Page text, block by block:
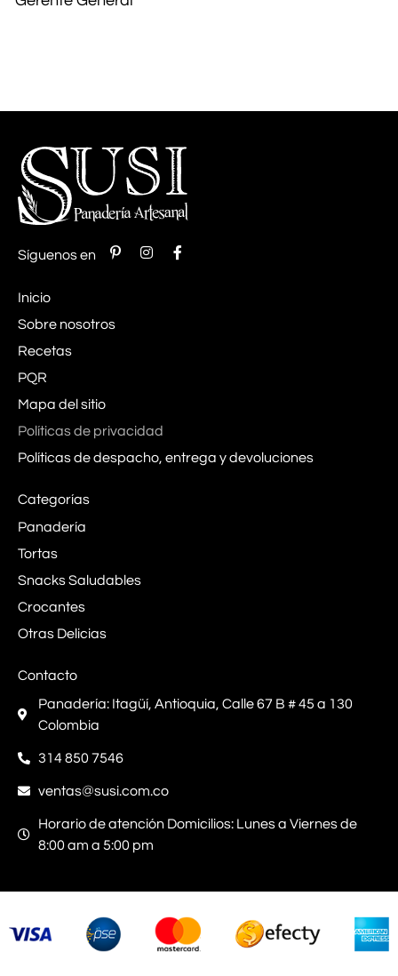
Síguenos en
Inicio
Sobre nosotros
Recetas
PQR
Mapa del sitio
Políticas de privacidad
Políticas de despacho, entrega y devoluciones
Categorías
Panadería
Tortas
Snacks Saludables
Crocantes
Otras Delicias
Contacto
Panadería: Itagüí, Antioquia, Calle 67 B # 45 a 130
Colombia
314 850 7546
ventas@susi.com.co
Horario de atención Domicilios: Lunes a Viernes de
8:00 am a 5:00 pm